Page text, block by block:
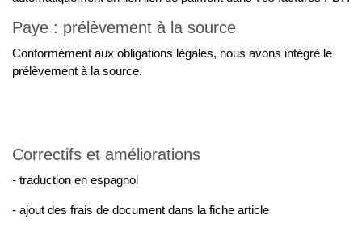
Paye : prélèvement à la source
Conformément aux obligations légales, nous avons intégré le
prélèvement à la source.
Correctifs et améliorations
- traduction en espagnol
- ajout des frais de document dans la fiche article